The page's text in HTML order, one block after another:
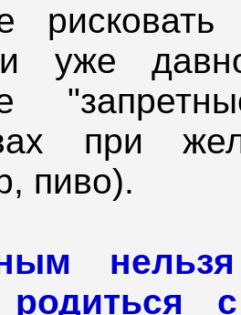
уже
при
пиво).
родиться